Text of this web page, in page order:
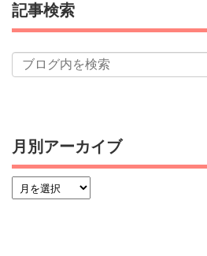
記事検索
月別アーカイブ